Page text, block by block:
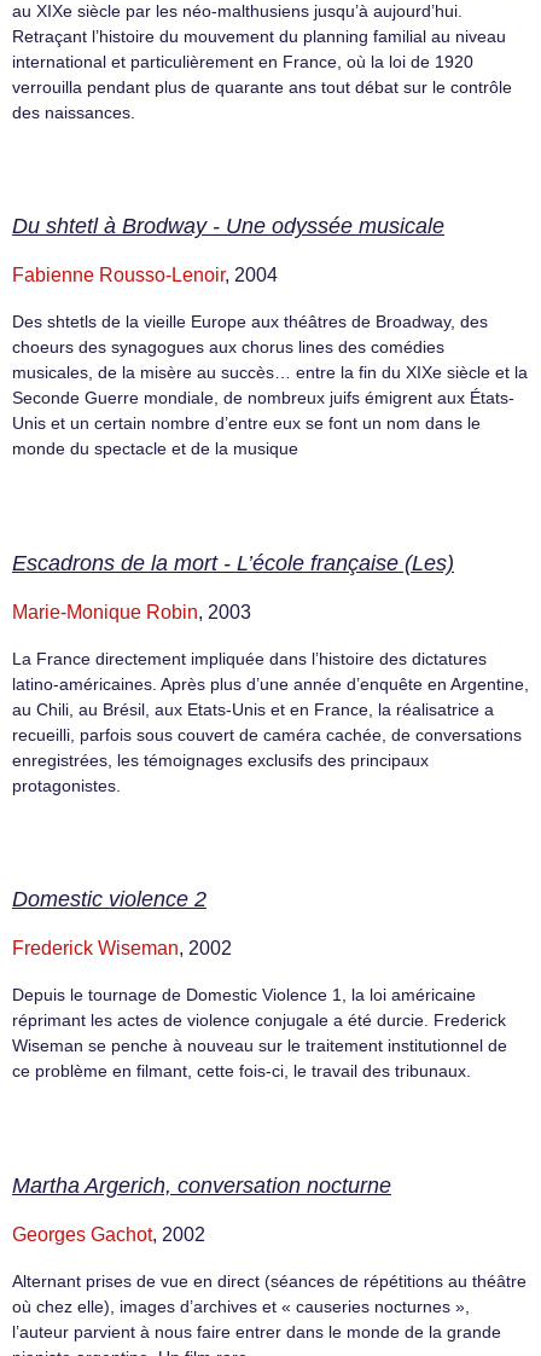
au XIXe siècle par les néo-malthusiens jusqu’à aujourd’hui.
Retraçant l’histoire du mouvement du planning familial au niveau
international et particulièrement en France, où la loi de 1920
verrouilla pendant plus de quarante ans tout débat sur le contrôle
des naissances.
Du shtetl à Brodway - Une odyssée musicale
Fabienne Rousso-Lenoir, 2004
Des shtetls de la vieille Europe aux théâtres de Broadway, des
choeurs des synagogues aux chorus lines des comédies
musicales, de la misère au succès… entre la fin du XIXe siècle et la
Seconde Guerre mondiale, de nombreux juifs émigrent aux États-
Unis et un certain nombre d’entre eux se font un nom dans le
monde du spectacle et de la musique
Escadrons de la mort - L’école française (Les)
Marie-Monique Robin, 2003
La France directement impliquée dans l’histoire des dictatures
latino-américaines. Après plus d’une année d’enquête en Argentine,
au Chili, au Brésil, aux Etats-Unis et en France, la réalisatrice a
recueilli, parfois sous couvert de caméra cachée, de conversations
enregistrées, les témoignages exclusifs des principaux
protagonistes.
Domestic violence 2
Frederick Wiseman, 2002
Depuis le tournage de Domestic Violence 1, la loi américaine
réprimant les actes de violence conjugale a été durcie. Frederick
Wiseman se penche à nouveau sur le traitement institutionnel de
ce problème en filmant, cette fois-ci, le travail des tribunaux.
Martha Argerich, conversation nocturne
Georges Gachot, 2002
Alternant prises de vue en direct (séances de répétitions au théâtre
où chez elle), images d’archives et « causeries nocturnes »,
l’auteur parvient à nous faire entrer dans le monde de la grande